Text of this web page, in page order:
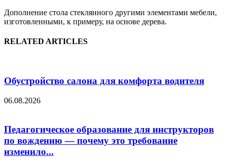
Дополнение стола стеклянного другими элементами мебели,
изготовленными, к примеру, на основе дерева.
RELATED ARTICLES
Обустройство салона для комфорта водителя
06.08.2026
Педагогическое образование для инструкторов
по вождению — почему это требование
изменило...